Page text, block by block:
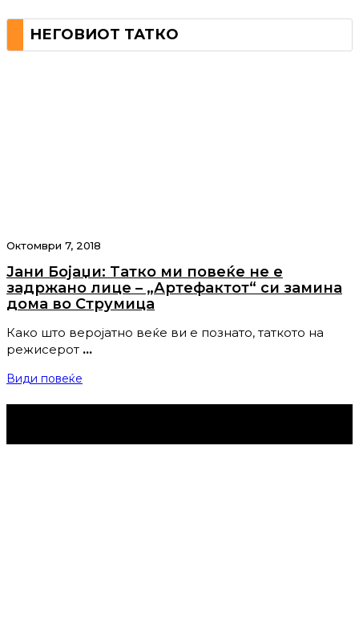
НЕГОВИОТ ТАТКО
Октомври 7, 2018
Јани Бојаџи: Tатко ми повеќе не е
задржано лице – „Артефактот“ си замина
дома во Струмица
Како што веројатно веќе ви е познато, таткото на
режисерот …
Види повеќе